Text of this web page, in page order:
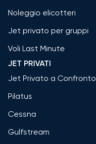
Noleggio elicotteri
Jet privato per gruppi
Voli Last Minute
JET PRIVATI
Jet Privato a Confronto
Pilatus
Cessna
Gulfstream